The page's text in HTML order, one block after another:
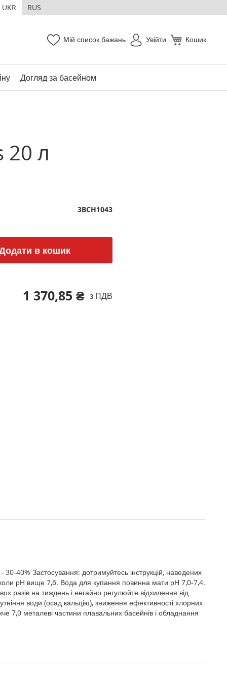
UKR RUS
Кошик
Мій список бажань Увійти
Догляд за басейном
20 л
в кошик
1 370,85 ₴ з ПДВ
3BCH1043
40% Застосування: дотримуйтесь інструкцій, наведених
коли рН вище 7,6. Вода для купання повинна мати рН 7,0-7,4.
разів на тиждень і негайно регулюйте відхилення від
води (осад кальцію), зниження ефективності хлорних
7,0 металеві частини плавальних басейнів і обладнання